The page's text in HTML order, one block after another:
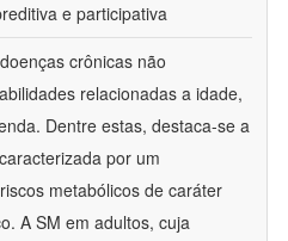
e participativa
crônicas não
relacionadas a idade,
Dentre estas, destaca-se a
por um
metabólicos de caráter
A SM em adultos, cuja